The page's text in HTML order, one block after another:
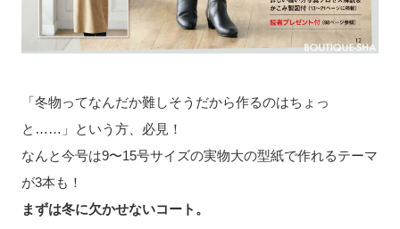
「冬物ってなんだか難しそうだから作るのはちょっ
と……」という方、必見！
なんと今号は9〜15号サイズの実物大の型紙で作れるテーマ
が3本も！
まずは冬に欠かせないコート。